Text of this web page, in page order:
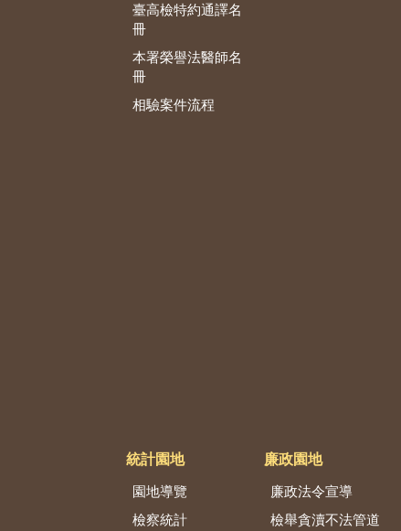
臺高檢特約通譯名
冊
本署榮譽法醫師名
冊
相驗案件流程
統計園地
園地導覽
檢察統計
廉政園地
廉政法令宣導
檢舉貪瀆不法管道